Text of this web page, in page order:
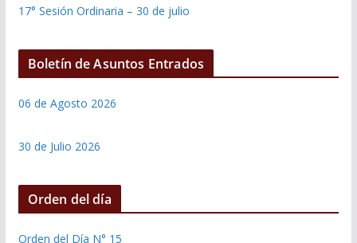
17° Sesión Ordinaria – 30 de julio
Boletín de Asuntos Entrados
06 de Agosto 2026
30 de Julio 2026
Orden del día
Orden del Día N° 15